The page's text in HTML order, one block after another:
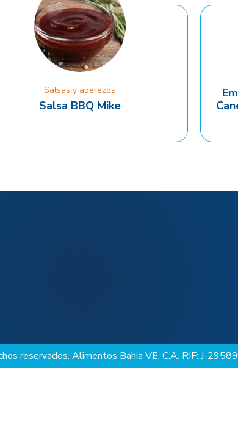
Salsas y aderezos
Salsa BBQ Mike
reservados. Alimentos Bahia VE, C.A. RIF: J-